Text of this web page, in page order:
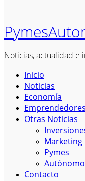
Noticias, actualidad e
Inicio
Noticias
Economía
Emprendedores
Otras Noticias
Marketing
Pymes
Contacto